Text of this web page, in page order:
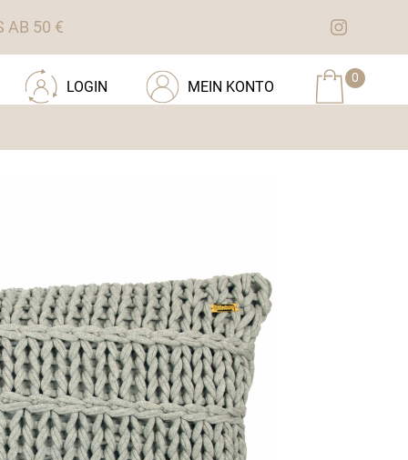
AB 50 €
0
MEIN KONTO
LOGIN